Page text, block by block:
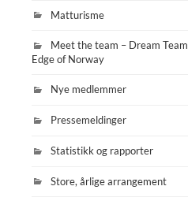
Matturisme
Meet the team – Dream Team
Edge of Norway
Nye medlemmer
Pressemeldinger
Statistikk og rapporter
Store, årlige arrangement